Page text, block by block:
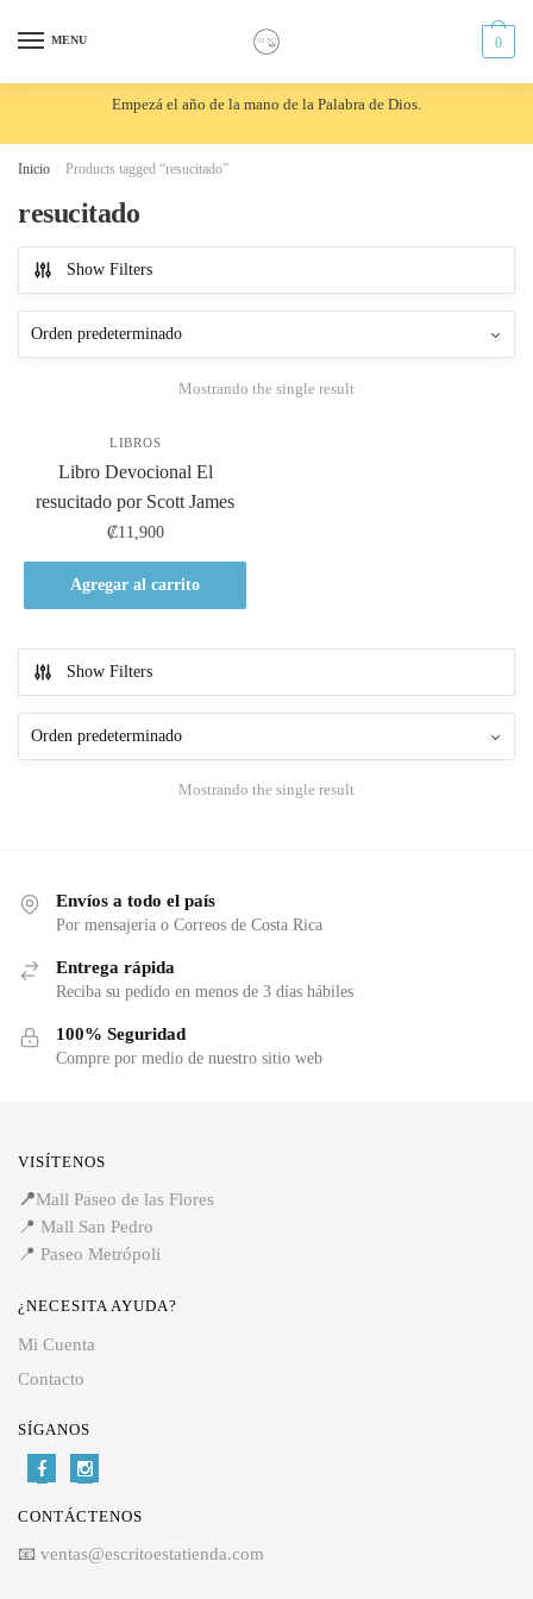
MENU 0
Empezá el año de la mano de la Palabra de Dios.
Inicio Products tagged “resucitado”
resucitado
Show Filters
Mostrando the single result
LIBROS
Libro Devocional El
resucitado por Scott James
₡11,900
Agregar al carrito
Show Filters
Mostrando the single result
Envíos a todo el país
Por mensajería o Correos de Costa Rica
Entrega rápida
Reciba su pedido en menos de 3 días hábiles
100% Seguridad
Compre por medio de nuestro sitio web
VISÍTENOS
📍Mall Paseo de las Flores
📍 Mall San Pedro
📍 Paseo Metrópoli
¿NECESITA AYUDA?
Mi Cuenta
Contacto
SÍGANOS
CONTÁCTENOS
📧 ventas@escritoestatienda.com